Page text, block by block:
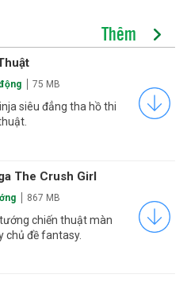
Thêm
75 MB
siêu đẳng tha hồ thi
The Crush Girl
867 MB
chiến thuật màn
chủ đề fantasy.